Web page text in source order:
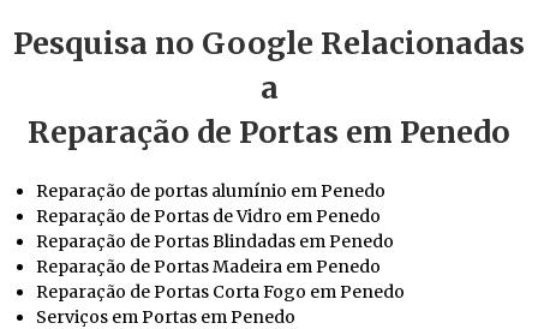
Pesquisa no Google Relacionadas
a
Reparação de Portas em Penedo
Reparação de portas alumínio em Penedo
Reparação de Portas de Vidro em Penedo
Reparação de Portas Blindadas em Penedo
Reparação de Portas Madeira em Penedo
Reparação de Portas Corta Fogo em Penedo
Serviços em Portas em Penedo